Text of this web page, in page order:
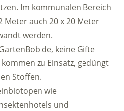
Im kommunalen Bereich
Meter auch 20 x 20 Meter
werden.
keine Gifte
zu Einsatz, gedüngt
Stoffen.
wie
und